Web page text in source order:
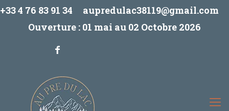
+33 4 76 83 91 34
aupredulac38119@gmail.com
Ouverture : 01 mai au 02 Octobre 2026